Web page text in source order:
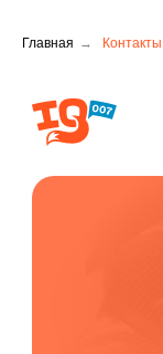
Главная → Контакты